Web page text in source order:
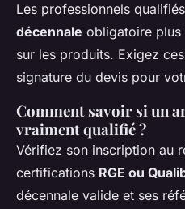
Les professionnels
décennale obligatoire plus
sur les produits. Exigez
signature du devis pour
Comment savoir si un
vraiment qualifié ?
Vérifiez son inscription au
certifications RGE ou
décennale valide et ses